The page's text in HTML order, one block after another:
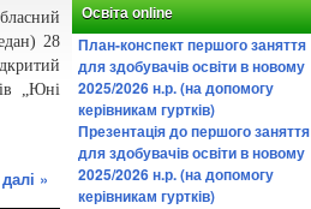
28
„Юні
»
Освіта online
План-конспект першого заняття
для здобувачів освіти в новому
2025/2026 н.р. (на допомогу
керівникам гуртків)
Презентація до першого заняття
для здобувачів освіти в новому
2025/2026 н.р. (на допомогу
керівникам гуртків)